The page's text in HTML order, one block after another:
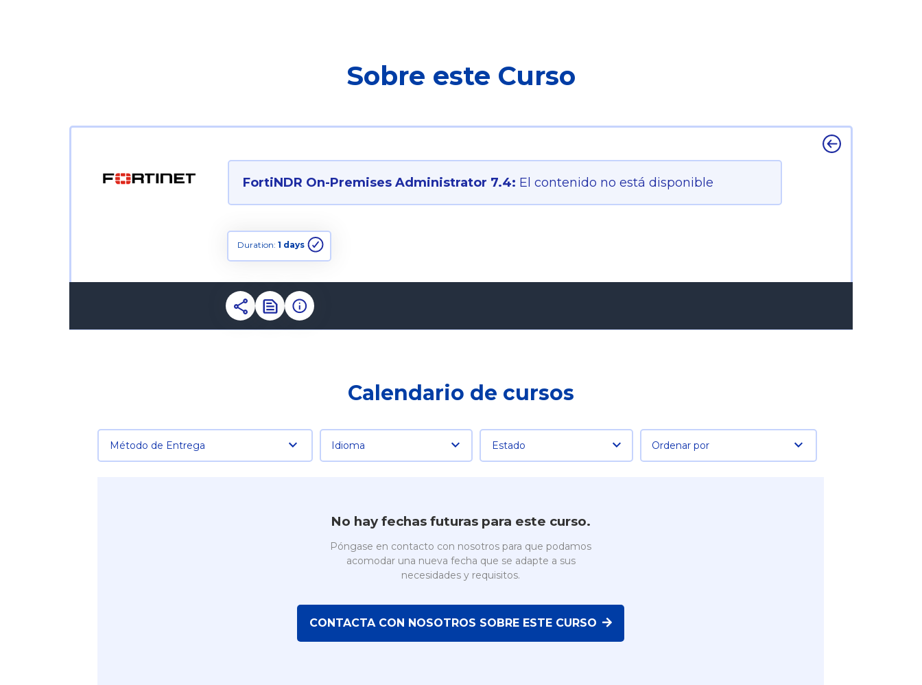
Sobre este Curso
FortiNDR On-Premises Administrator 7.4: El contenido no está disponible
Duration:1 days
Calendario de cursos
Método de Entrega Idioma Estado Ordenar por
No hay fechas futuras para este curso.
Póngase en contacto con nosotros para que podamos
acomodar una nueva fecha que se adapte a sus
necesidades y requisitos.
CONTACTA CON NOSOTROS SOBRE ESTE CURSO